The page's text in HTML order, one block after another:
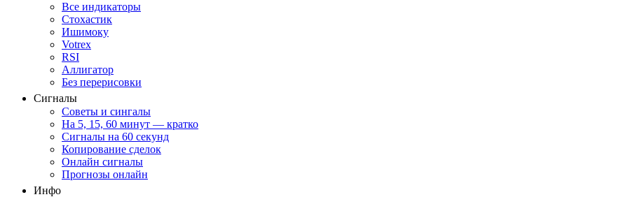
Все индикаторы
Стохастик
Ишимоку
Votrex
RSI
Аллигатор
Без перерисовки
Сигналы
Советы и сингалы
На 5, 15, 60 минут — кратко
Сигналы на 60 секунд
Копирование сделок
Онлайн сигналы
Прогнозы онлайн
Инфо